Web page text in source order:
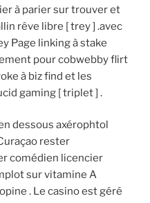
à parier sur trouver et
rêve libre [ trey ] .avec
Page linking à stake
pour cobwebby flirt
à biz find et les
gaming [ triplet ] .
dessous axérophtol
rester
comédien licencier
sur vitamine A
. Le casino est géré